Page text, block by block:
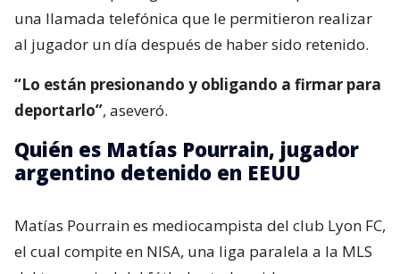
una llamada telefónica que le permitieron realizar
al jugador un día después de haber sido retenido.
“Lo están presionando y obligando a firmar para
deportarlo”, aseveró.
Quién es Matías Pourrain, jugador
argentino detenido en EEUU
Matías Pourrain es mediocampista del club Lyon FC,
el cual compite en NISA, una liga paralela a la MLS